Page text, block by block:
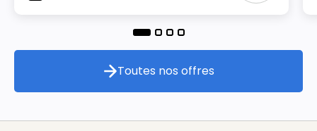
Toutes nos offres
Toutes nos offres